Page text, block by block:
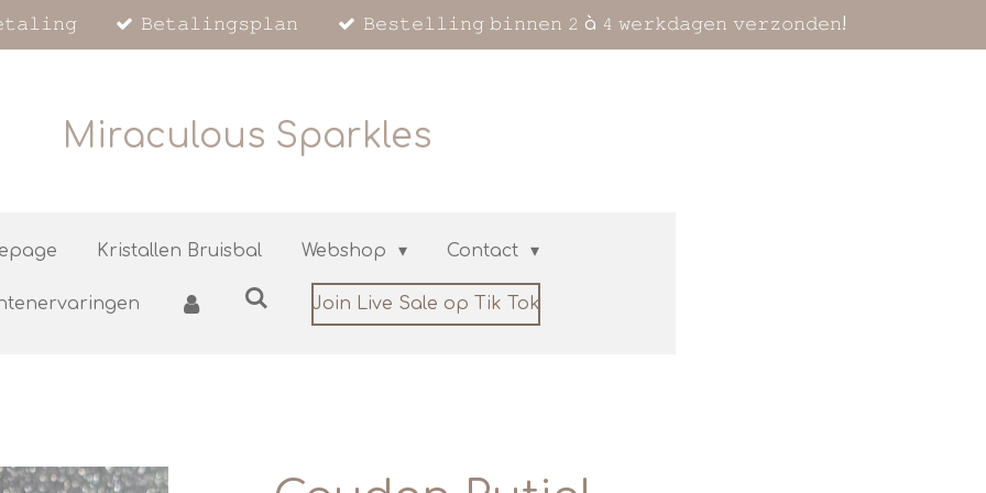
𝙱𝚎𝚝𝚊𝚕𝚒𝚗𝚐𝚜𝚙𝚕𝚊𝚗 𝙱𝚎𝚜𝚝𝚎𝚕𝚕𝚒𝚗𝚐 𝚋𝚒𝚗𝚗𝚎𝚗 𝟸 à 𝟺 𝚠𝚎𝚛𝚔𝚍𝚊𝚐𝚎𝚗 𝚟𝚎𝚛𝚣𝚘𝚗𝚍𝚎𝚗!
Miraculous Sparkles
Kristallen Bruisbal Webshop Contact
Join Live Sale op Tik Tok